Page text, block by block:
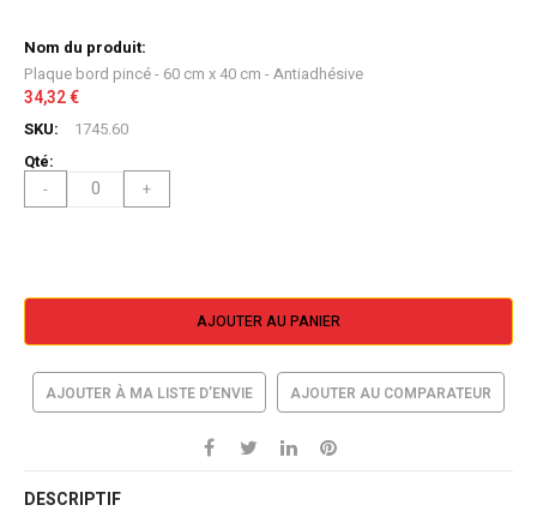
Plaque bord pincé - 60 cm x 40 cm - Antiadhésive
34,32 €
1745.60
- +
AJOUTER AU PANIER
AJOUTER À MA LISTE D’ENVIE AJOUTER AU COMPARATEUR
DESCRIPTIF